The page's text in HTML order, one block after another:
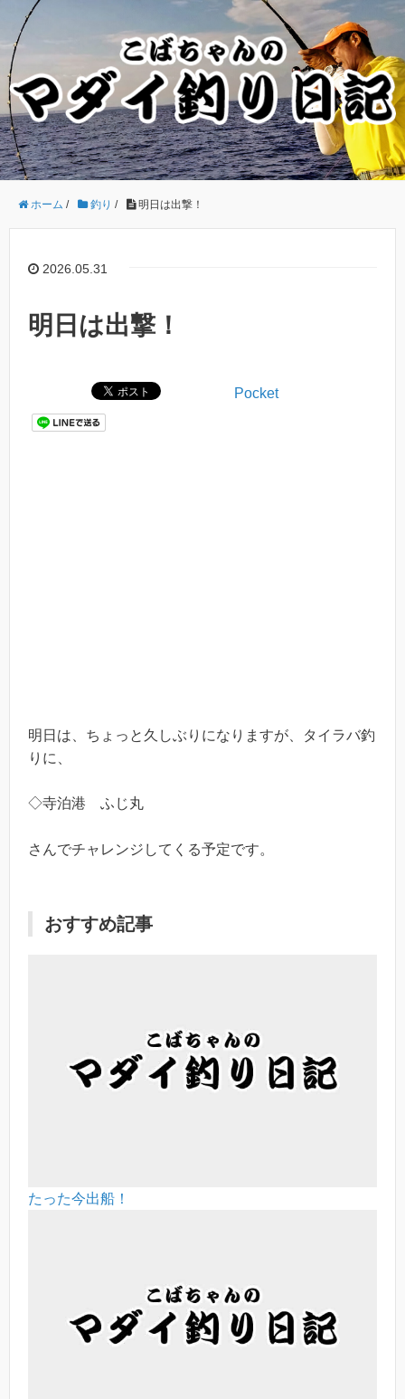
ホーム / 釣り / 明日は出撃！
2026.05.31
明日は出撃！
Pocket
明日は、ちょっと久しぶりになりますが、タイラバ釣
りに、
◇寺泊港 ふじ丸
さんでチャレンジしてくる予定です。
おすすめ記事
たった今出船！